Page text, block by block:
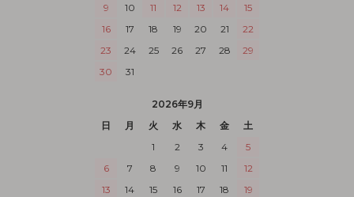
9
10 11 12 13 14
15
16
17 18 19 20 21
22
23
24 25 26 27 28
29
30
31
2026年9月
日
月 火 水 木 金
土
1
2 3 4
5
6
7 8 9 10 11
12
13
14 15 16 17 18
19